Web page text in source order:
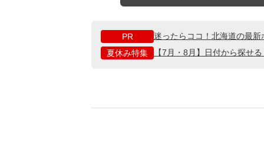
PR
迷ったらココ！北海道の最
夏休み特集
【7月・8月】日付から探せ